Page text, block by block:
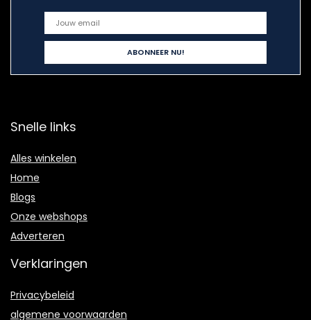
Snelle links
Alles winkelen
Home
Blogs
Onze webshops
Adverteren
Verklaringen
Privacybeleid
algemene voorwaarden